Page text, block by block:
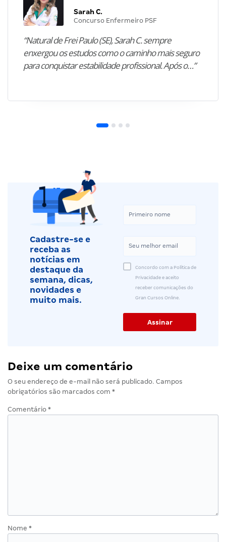
Sarah C.
Concurso Enfermeiro PSF
“Natural de Frei Paulo (SE), Sarah C. sempre
enxergou os estudos como o caminho mais seguro
para conquistar estabilidade profissional. Após o…”
Cadastre-se e
receba as
notícias em
destaque da
semana, dicas,
novidades e
muito mais.
Concordo com a Política de
Privacidade e aceito
receber comunicações do
Gran Cursos Online.
Deixe um comentário
O seu endereço de e-mail não será publicado. Campos
obrigatórios são marcados com *
Comentário *
Nome *